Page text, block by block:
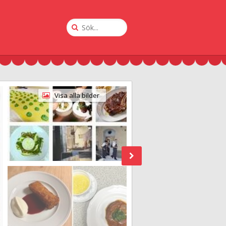
Sök
på
Visa alla bilder